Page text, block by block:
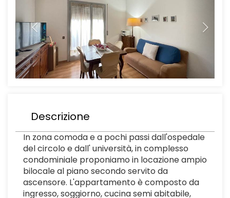
Descrizione
In zona comoda e a pochi passi dall'ospedale
del circolo e dall' università, in complesso
condominiale proponiamo in locazione ampio
bilocale al piano secondo servito da
ascensore. L'appartamento è composto da
ingresso, soggiorno, cucina semi abitabile,